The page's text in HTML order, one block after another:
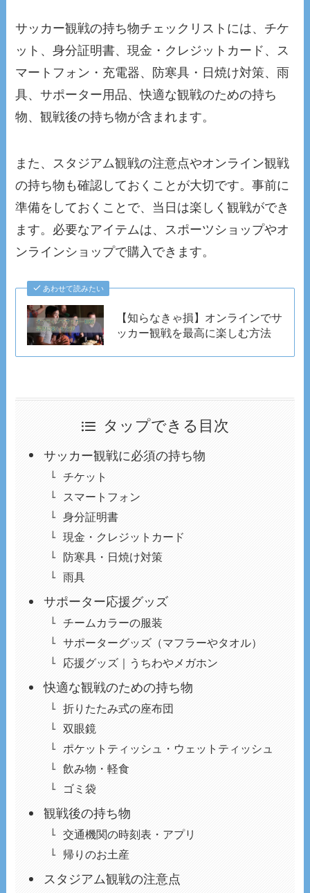
サッカー観戦の持ち物チェックリストには、チケ
ット、身分証明書、現金・クレジットカード、ス
マートフォン・充電器、防寒具・日焼け対策、雨
具、サポーター用品、快適な観戦のための持ち
物、観戦後の持ち物が含まれます。
また、スタジアム観戦の注意点やオンライン観戦
の持ち物も確認しておくことが大切です。事前に
準備をしておくことで、当日は楽しく観戦ができ
ます。必要なアイテムは、スポーツショップやオ
ンラインショップで購入できます。
あわせて読みたい
【知らなきゃ損】オンラインでサ
ッカー観戦を最高に楽しむ方法
タップできる目次
サッカー観戦に必須の持ち物
チケット
スマートフォン
身分証明書
現金・クレジットカード
防寒具・日焼け対策
雨具
サポーター応援グッズ
チームカラーの服装
サポーターグッズ（マフラーやタオル）
応援グッズ｜うちわやメガホン
快適な観戦のための持ち物
折りたたみ式の座布団
双眼鏡
ポケットティッシュ・ウェットティッシュ
飲み物・軽食
ゴミ袋
観戦後の持ち物
交通機関の時刻表・アプリ
帰りのお土産
スタジアム観戦の注意点